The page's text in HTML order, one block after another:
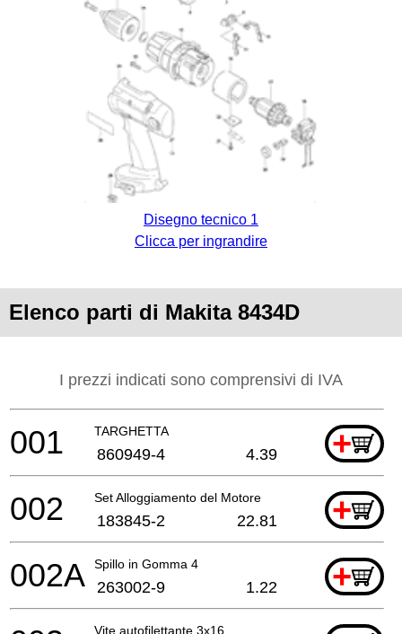
Disegno tecnico 1
Clicca per ingrandire
Elenco parti di Makita 8434D
I prezzi indicati sono comprensivi di IVA
TARGHETTA +
001 860949-4 4.39
Set Alloggiamento del Motore +
002 183845-2 22.81
Spillo in Gomma 4 +
002A 263002-9 1.22
Vite autofilettante 3x16